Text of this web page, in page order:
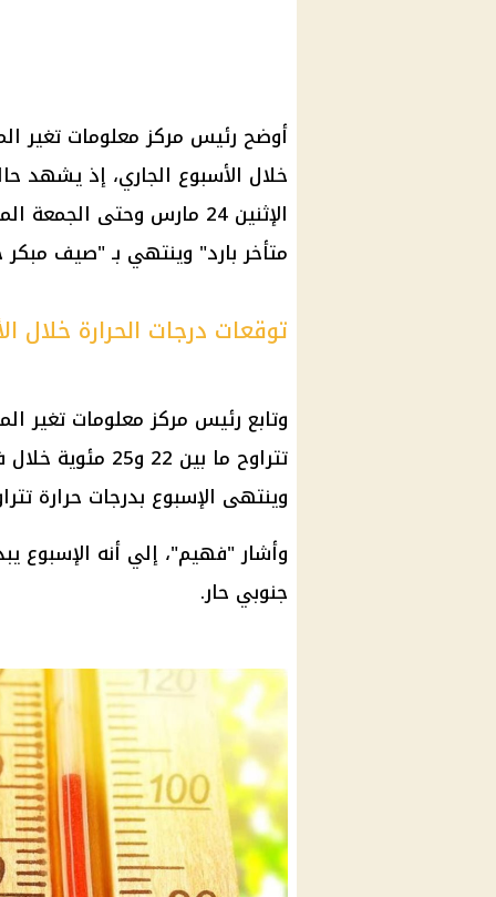
أوضح رئيس مركز معلومات تغير
خلال الأسبوع الجاري، إذ يشهد
متأخر بارد" وينتهي بـ "صيف مبكر
توقعات درجات الحرارة خلال
وتابع رئيس مركز معلومات تغير
وينتهى الإسبوع بدرجات حرارة تتراوح بين 35 و37
وأشار "فهيم"، إلي أنه الإسبوع
جنوبي حار.